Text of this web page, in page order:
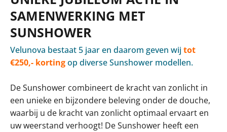
SAMENWERKING MET
SUNSHOWER
Velunova bestaat 5 jaar en daarom geven wij tot
€250,- kortingop diverse Sunshower modellen.
De Sunshower combineert de kracht van zonlicht in
een unieke en bijzondere beleving onder de douche,
waarbij u de kracht van zonlicht optimaal ervaart en
uw weerstand verhoogt! De Sunshower heeft een